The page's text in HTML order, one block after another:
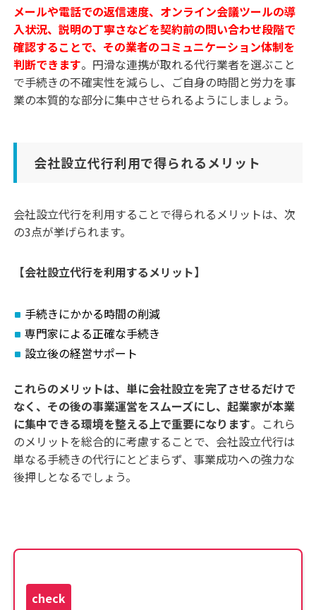
メールや電話での返信速度、オンライン会議ツールの導
入状況、説明の丁寧さなどを契約前の問い合わせ段階で
確認することで、その業者のコミュニケーション体制を
判断できます。円滑な連携が取れる代行業者を選ぶこと
で手続きの不確実性を減らし、ご自身の時間と労力を事
業の本質的な部分に集中させられるようにしましょう。
会社設立代行利用で得られるメリット
会社設立代行を利用することで得られるメリットは、次
の3点が挙げられます。
【会社設立代行を利用するメリット】
手続きにかかる時間の削減
専門家による正確な手続き
設立後の経営サポート
これらのメリットは、単に会社設立を完了させるだけで
なく、その後の事業運営をスムーズにし、起業家が本業
に集中できる環境を整える上で重要になります。これら
のメリットを総合的に考慮することで、会社設立代行は
単なる手続きの代行にとどまらず、事業成功への強力な
後押しとなるでしょう。
check